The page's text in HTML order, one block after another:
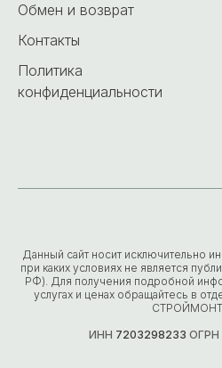
Обмен и возврат
Контакты
Политика
конфиденциальности
Данный сайт носит исключительно
при каких условиях не является
РФ). Для получения подробной
услугах и ценах обращайтесь в
ИНН 7203298233 ОГРН